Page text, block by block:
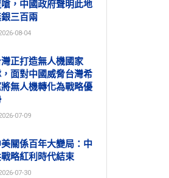
，中國政府聲明此地
三百兩
08-04
正打造無人機國家
，面對中國威脅台灣希
無人機轉化為戰略優
07-09
關係百年大變局：中
略紅利時代結束
07-30